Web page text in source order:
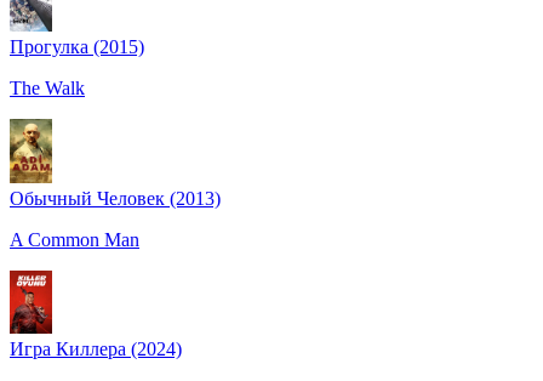
Прогулка (2015)
The Walk
Обычный Человек (2013)
A Common Man
Игра Киллера (2024)